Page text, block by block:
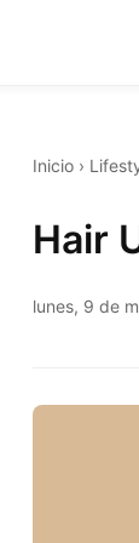
Inicio ›
Hair
lunes, 9 de